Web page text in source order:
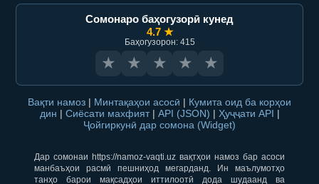
Сомонаро баҳогузорӣ кунед
4.7 ★
Баҳогузорон: 415
★ ★ ★ ★ ★
Вақти намоз | Минтақаҳои асосӣ | Кумита оид ба корҳои
дин | Сиёсати махфият | API (JSON) | Ҳуҷҷати API |
Ҷойгиркунӣ дар сомона (Widget)
Дар сомонаи https://namoz-vaqti.uz вақтҳои намоз бар асоси
манбаъҳои расмӣ пешниҳод мегарданд. Ин маълумотҳо
танҳо барои мақсадҳои иттилоотӣ дода шудаанд ва